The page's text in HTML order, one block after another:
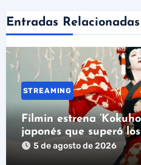
Entradas Relacionadas
STREAMING
Filmin estrena
japonés que superó
espectadores
5 de agosto de 2026